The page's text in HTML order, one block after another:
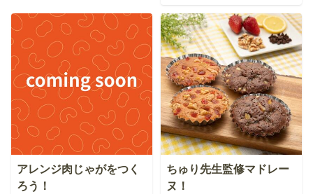
アレンジ肉じゃがをつく
ろう！
ちゅり先生監修マドレー
ヌ！